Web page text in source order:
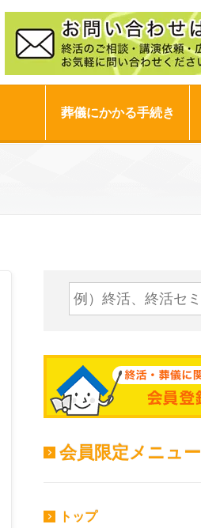
葬儀にかかる手続き
会員限定メニュー
トップ